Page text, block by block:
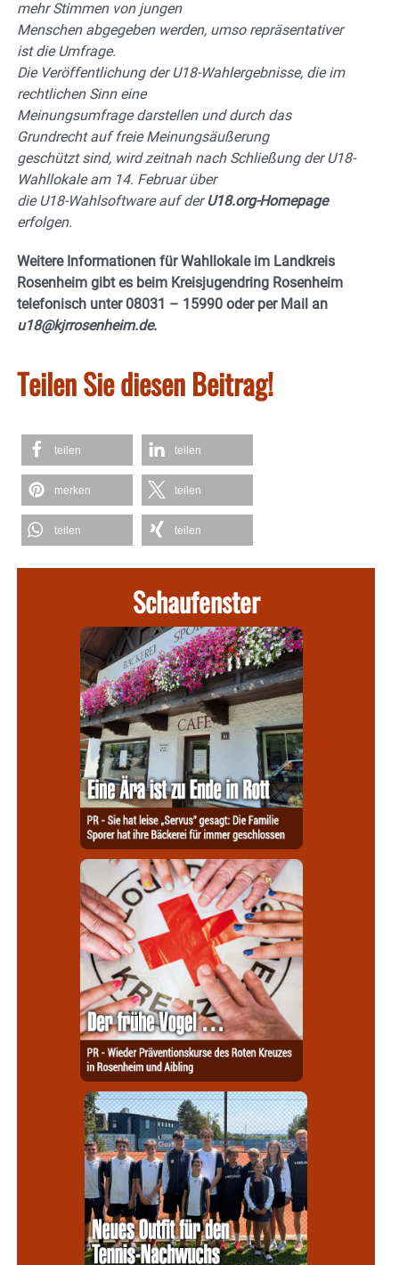
mehr Stimmen von jungen
Menschen abgegeben werden, umso repräsentativer
ist die Umfrage.
Die Veröffentlichung der U18-Wahlergebnisse, die im
rechtlichen Sinn eine
Meinungsumfrage darstellen und durch das
Grundrecht auf freie Meinungsäußerung
geschützt sind, wird zeitnah nach Schließung der U18-
Wahllokale am 14. Februar über
die U18-Wahlsoftware auf derU18.org-Homepage
erfolgen.
Weitere Informationen für Wahllokale im Landkreis
Rosenheim gibt es beim Kreisjugendring Rosenheim
telefonisch unter 08031 – 15990 oder per Mail an
u18@kjrrosenheim.de.
Teilen Sie diesen Beitrag!
teilen teilen
merken teilen
teilen teilen
Schaufenster